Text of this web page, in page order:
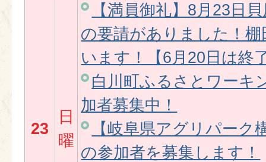
23
日
曜
【満員御礼】8月23日
の要請がありました！
います！【6月20日は終
白川町ふるさとワー
加者募集中！
【岐阜県アグリパーク
の参加者を募集します！